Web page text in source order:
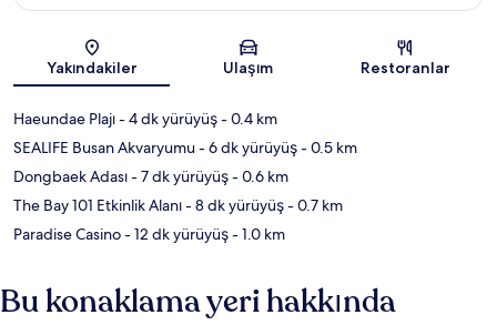
Yakındakiler Ulaşım Restoranlar
Haeundae Plajı- 4 dk yürüyüş- 0.4 km
SEALIFE Busan Akvaryumu- 6 dk yürüyüş- 0.5 km
Dongbaek Adası- 7 dk yürüyüş- 0.6 km
The Bay 101 Etkinlik Alanı- 8 dk yürüyüş- 0.7 km
Paradise Casino- 12 dk yürüyüş- 1.0 km
Bu konaklama yeri hakkında